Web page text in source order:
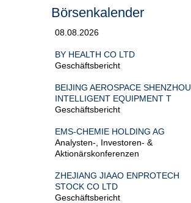
Börsenkalender
08.08.2026
BY HEALTH CO LTD
Geschäftsbericht
BEIJING AEROSPACE SHENZHOU
INTELLIGENT EQUIPMENT T
Geschäftsbericht
EMS-CHEMIE HOLDING AG
Analysten-, Investoren- &
Aktionärskonferenzen
ZHEJIANG JIAAO ENPROTECH
STOCK CO LTD
Geschäftsbericht